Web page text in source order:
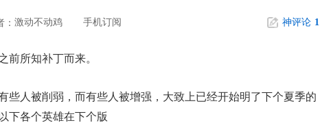
： 激动不动鸡 手机订阅 神评论 1
前所知补丁而来。
些人被削弱，而有些人被增强，大致上已经开始明了下个夏季的
下各个英雄在下个版